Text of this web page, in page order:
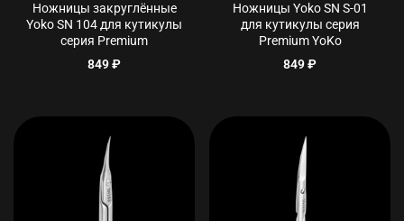
Ножницы закруглённые
Yoko SN 104 для кутикулы
серия Premium
849 ₽
Ножницы Yoko SN S-01
для кутикулы серия
Premium YoKo
849 ₽